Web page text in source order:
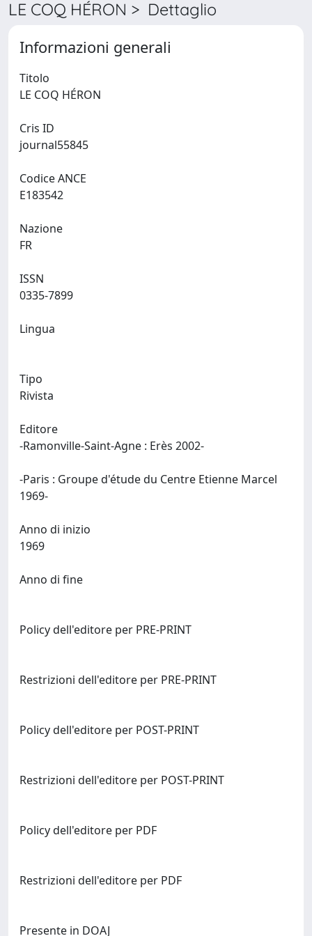
LE COQ HÉRON > Dettaglio
Informazioni generali
Titolo
Cris ID
Codice ANCE
Nazione
ISSN
Lingua
Tipo
Rivista
Editore
-Ramonville-Saint-Agne : Erès 2002-
-Paris : Groupe d'étude du Centre Etienne Marcel
Anno di inizio
Anno di fine
Policy dell'editore per PRE-PRINT
Restrizioni dell'editore per PRE-PRINT
Policy dell'editore per POST-PRINT
Restrizioni dell'editore per POST-PRINT
Policy dell'editore per PDF
Restrizioni dell'editore per PDF
Presente in DOAJ